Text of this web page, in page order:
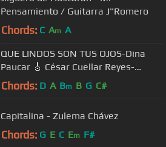
Pensamiento / Guitarra J"Romero
Chords: C Am A
QUE LINDOS SON TUS OJOS-Dina
Paucar 🎸 César Cuellar Reyes-
Guitarra huanuco
Chords: D A Bm B G C#
Capitalina - Zulema Chávez
Chords: G E C Em F#